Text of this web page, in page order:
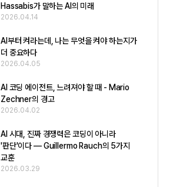
Hassabis가 말하는 AI의 미래
2026.04.14
AI부터 켜라는데, 나는 무엇을 켜야 하는지가
더 중요하다
2026.04.05
AI 코딩 에이전트, 느려져야 할 때 - Mario
Zechner의 경고
2026.04.02
AI 시대, 진짜 경쟁력은 코딩이 아니라
'판단'이다 — Guillermo Rauch의 5가지
교훈
2026.03.29